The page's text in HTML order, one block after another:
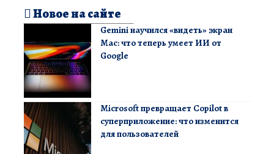
Новое на сайте
Gemini научился «видеть» экран
Mac: что теперь умеет ИИ от
Google
Microsoft превращает Copilot в
суперприложение: что изменится
для пользователей